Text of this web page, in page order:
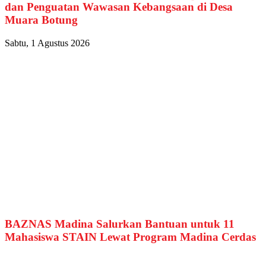
dan Penguatan Wawasan Kebangsaan di Desa
Muara Botung
Sabtu, 1 Agustus 2026
BAZNAS Madina Salurkan Bantuan untuk 11
Mahasiswa STAIN Lewat Program Madina Cerdas